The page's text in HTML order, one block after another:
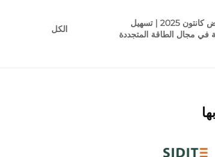
سايدايت @ معرض كانتون 2025 | تسهيل
في مجال الطاقة المتجددة
الكل